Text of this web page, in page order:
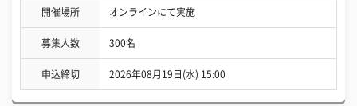
開催場所 オンラインにて実施
募集人数 300名
申込締切 2026年08月19日(水) 15:00